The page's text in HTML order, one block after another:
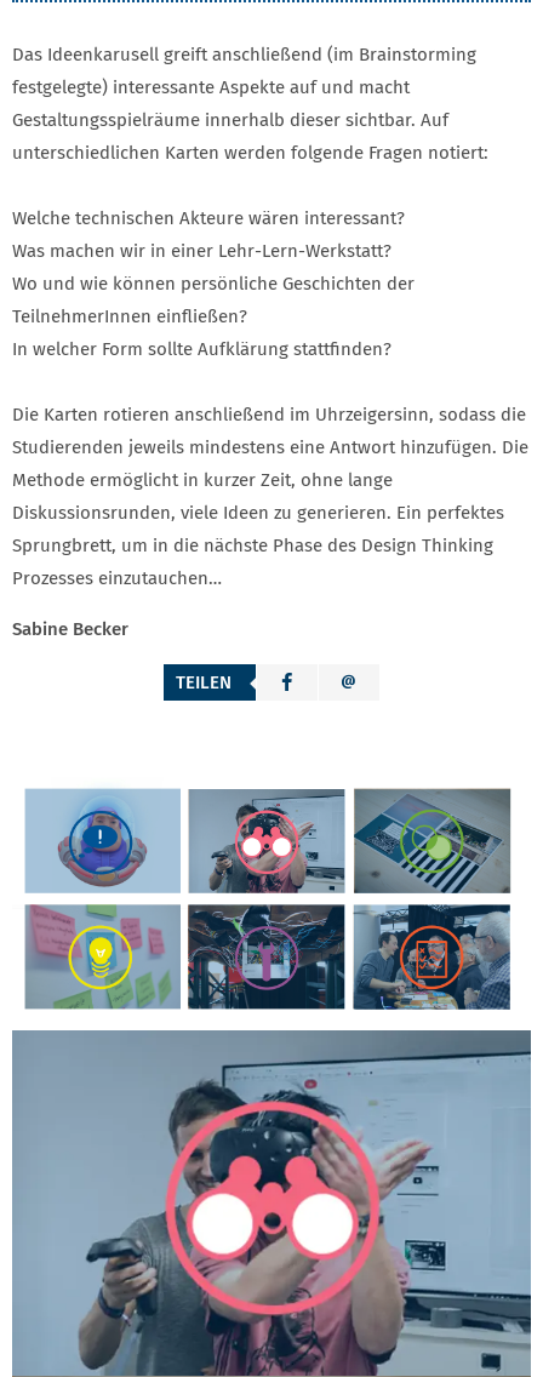
Das Ideenkarusell greift anschließend (im Brainstorming
festgelegte) interessante Aspekte auf und macht
Gestaltungsspielräume innerhalb dieser sichtbar. Auf
unterschiedlichen Karten werden folgende Fragen notiert:
Welche technischen Akteure wären interessant?
Was machen wir in einer Lehr-Lern-Werkstatt?
Wo und wie können persönliche Geschichten der
TeilnehmerInnen einfließen?
In welcher Form sollte Aufklärung stattfinden?
Die Karten rotieren anschließend im Uhrzeigersinn, sodass die
Studierenden jeweils mindestens eine Antwort hinzufügen. Die
Methode ermöglicht in kurzer Zeit, ohne lange
Diskussionsrunden, viele Ideen zu generieren. Ein perfektes
Sprungbrett, um in die nächste Phase des Design Thinking
Prozesses einzutauchen…
Sabine Becker
TEILEN